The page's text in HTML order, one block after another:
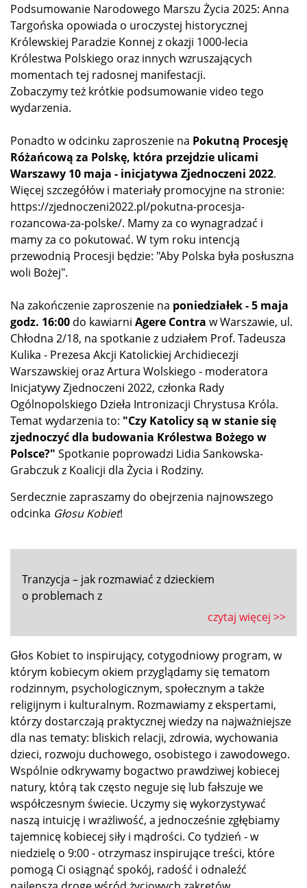
Podsumowanie Narodowego Marszu Życia 2025: Anna
Targońska opowiada o uroczystej historycznej
Królewskiej Paradzie Konnej z okazji 1000-lecia
Królestwa Polskiego oraz innych wzruszających
momentach tej radosnej manifestacji.
Zobaczymy też krótkie podsumowanie video tego
wydarzenia.
Ponadto w odcinku zaproszenie na Pokutną Procesję
Różańcową za Polskę, która przejdzie ulicami
Warszawy 10 maja - inicjatywa Zjednoczeni 2022.
Więcej szczegółów i materiały promocyjne na stronie:
https://zjednoczeni2022.pl/pokutna-procesja-
rozancowa-za-polske/. Mamy za co wynagradzać i
mamy za co pokutować. W tym roku intencją
przewodnią Procesji będzie: "Aby Polska była posłuszna
woli Bożej".
Na zakończenie zaproszenie na poniedziałek - 5 maja
godz. 16:00 do kawiarni Agere Contra w Warszawie, ul.
Chłodna 2/18, na spotkanie z udziałem Prof. Tadeusza
Kulika - Prezesa Akcji Katolickiej Archidiecezji
Warszawskiej oraz Artura Wolskiego - moderatora
Inicjatywy Zjednoczeni 2022, członka Rady
Ogólnopolskiego Dzieła Intronizacji Chrystusa Króla.
Temat wydarzenia to: "Czy Katolicy są w stanie się
zjednoczyć dla budowania Królestwa Bożego w
Polsce?" Spotkanie poprowadzi Lidia Sankowska-
Grabczuk z Koalicji dla Życia i Rodziny.
Serdecznie zapraszamy do obejrzenia najnowszego
odcinka Głosu Kobiet!
Tranzycja – jak rozmawiać z dzieckiem
o problemach z
czytaj więcej >>
Głos Kobiet to inspirujący, cotygodniowy program, w
którym kobiecym okiem przyglądamy się tematom
rodzinnym, psychologicznym, społecznym a także
religijnym i kulturalnym. Rozmawiamy z ekspertami,
którzy dostarczają praktycznej wiedzy na najważniejsze
dla nas tematy: bliskich relacji, zdrowia, wychowania
dzieci, rozwoju duchowego, osobistego i zawodowego.
Wspólnie odkrywamy bogactwo prawdziwej kobiecej
natury, którą tak często neguje się lub fałszuje we
współczesnym świecie. Uczymy się wykorzystywać
naszą intuicję i wrażliwość, a jednocześnie zgłębiamy
tajemnicę kobiecej siły i mądrości. Co tydzień - w
niedzielę o 9:00- otrzymasz inspirujące treści, które
pomogą Ci osiągnąć spokój, radość i odnaleźć